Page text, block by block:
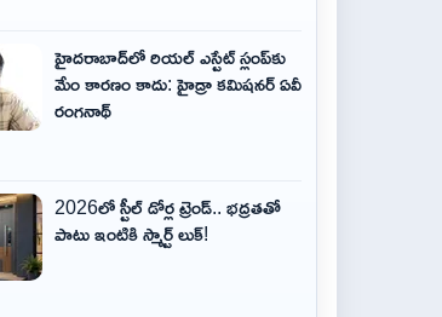
హైదరాబాద్‌లో రియల్ ఎస్టేట్ స్లంప్‌కు
మేం కారణం కాదు: హైడ్రా కమిషనర్ ఏవీ
రంగనాథ్
2026లో స్టీల్ డోర్ల ట్రెండ్.. భద్రతతో
పాటు ఇంటికి స్మార్ట్ లుక్!